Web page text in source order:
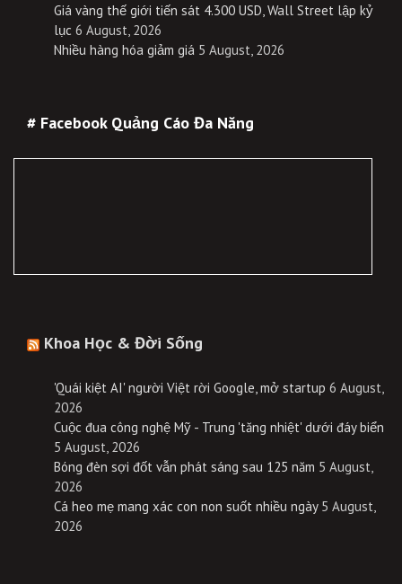
Giá vàng thế giới tiến sát 4.300 USD, Wall Street lập kỷ
lục 6 August, 2026
Nhiều hàng hóa giảm giá 5 August, 2026
# Facebook Quảng Cáo Đa Năng
Khoa Học & Đời Sống
'Quái kiệt AI' người Việt rời Google, mở startup 6 August,
2026
Cuộc đua công nghệ Mỹ - Trung 'tăng nhiệt' dưới đáy biển
5 August, 2026
Bóng đèn sợi đốt vẫn phát sáng sau 125 năm 5 August,
2026
Cá heo mẹ mang xác con non suốt nhiều ngày 5 August,
2026